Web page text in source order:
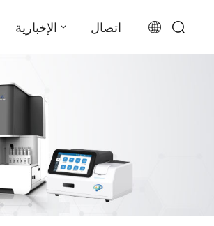
الإخبارية اتصال
русский
español